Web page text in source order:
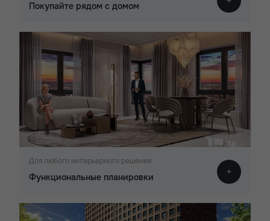
Покупайте рядом с домом
Для любого интерьерного решения
Функциональные планировки